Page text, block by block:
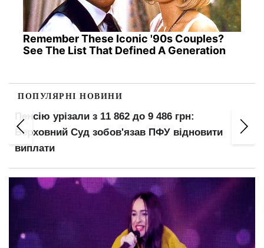
Remember These Iconic '90s Couples?
See The List That Defined A Generation
ПОПУЛЯРНІ НОВИНИ
5 років в'язниці попри бронювання: суд виніс
вирок за ухилення від мобілізації